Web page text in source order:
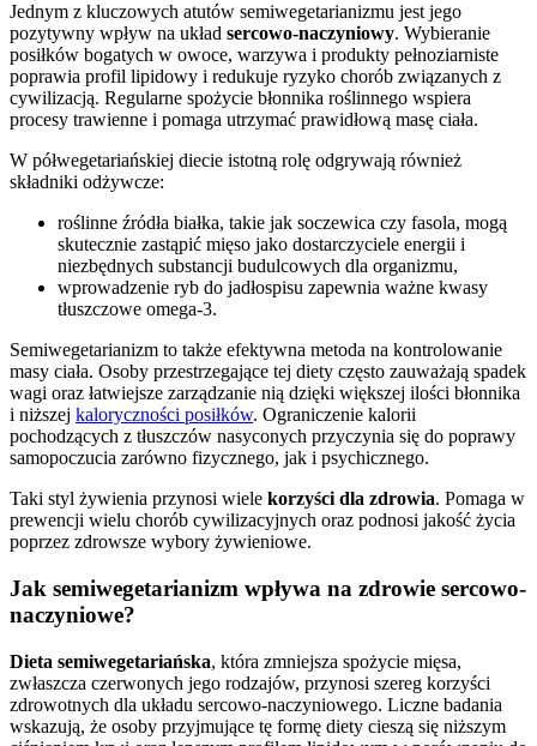
Jednym z kluczowych atutów semiwegetarianizmu jest jego
pozytywny wpływ na układ sercowo-naczyniowy. Wybieranie
posiłków bogatych w owoce, warzywa i produkty pełnoziarniste
poprawia profil lipidowy i redukuje ryzyko chorób związanych z
cywilizacją. Regularne spożycie błonnika roślinnego wspiera
procesy trawienne i pomaga utrzymać prawidłową masę ciała.
W półwegetariańskiej diecie istotną rolę odgrywają również
składniki odżywcze:
roślinne źródła białka, takie jak soczewica czy fasola, mogą
skutecznie zastąpić mięso jako dostarczyciele energii i
niezbędnych substancji budulcowych dla organizmu,
wprowadzenie ryb do jadłospisu zapewnia ważne kwasy
tłuszczowe omega-3.
Semiwegetarianizm to także efektywna metoda na kontrolowanie
masy ciała. Osoby przestrzegające tej diety często zauważają spadek
wagi oraz łatwiejsze zarządzanie nią dzięki większej ilości błonnika
i niższej kaloryczności posiłków. Ograniczenie kalorii
pochodzących z tłuszczów nasyconych przyczynia się do poprawy
samopoczucia zarówno fizycznego, jak i psychicznego.
Taki styl żywienia przynosi wiele korzyści dla zdrowia. Pomaga w
prewencji wielu chorób cywilizacyjnych oraz podnosi jakość życia
poprzez zdrowsze wybory żywieniowe.
Jak semiwegetarianizm wpływa na zdrowie sercowo-
naczyniowe?
Dieta semiwegetariańska, która zmniejsza spożycie mięsa,
zwłaszcza czerwonych jego rodzajów, przynosi szereg korzyści
zdrowotnych dla układu sercowo-naczyniowego. Liczne badania
wskazują, że osoby przyjmujące tę formę diety cieszą się niższym